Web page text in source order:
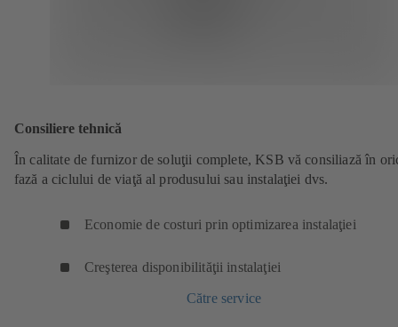
Consiliere tehnică
În calitate de furnizor de soluţii complete, KSB vă consiliază în
fază a ciclului de viaţă al produsului sau instalaţiei dvs.
Economie de costuri prin optimizarea instalaţiei
Creşterea disponibilităţii instalaţiei
Către service